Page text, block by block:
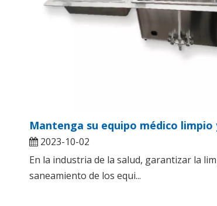
2023-10-02
En la industria de la salud, garantizar la
saneamiento de los equi...